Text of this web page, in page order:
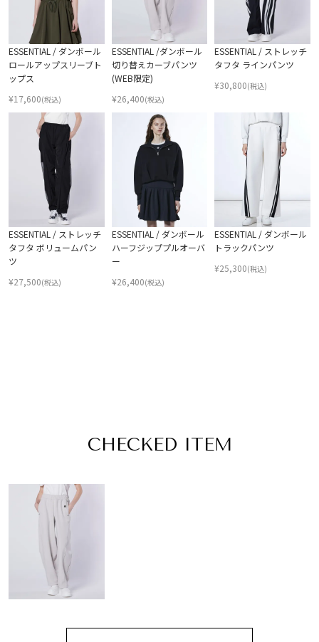
ESSENTIAL / ダンボール
ロールアップスリーブト
ップス
¥17,600(税込)
ESSENTIAL /ダンボール
切り替えカーブパンツ
(WEB限定)
¥26,400(税込)
ESSENTIAL / ストレッチ
タフタ ラインパンツ
¥30,800(税込)
ESSENTIAL / ストレッチ
タフタ ボリュームパン
ツ
¥27,500(税込)
ESSENTIAL / ダンボール
ハーフジッププルオーバ
ー
¥26,400(税込)
ESSENTIAL / ダンボール
トラックパンツ
¥25,300(税込)
CHECKED ITEM